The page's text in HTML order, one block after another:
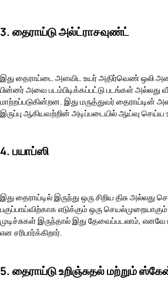
3. தைராய்டு அல்ட்ராசவுண்ட்
இது தைராய்டை அளவிட உயர் அதிர்வெண் ஒலி
பின்னர் அவை படம்பிடிக்கப்பட்டு படங்கள் அல்லது
மாற்றப்படுகின்றன. இது மருத்துவர் தைராய்டின்
இருப்பு ஆகியவற்றின் அடிப்படையில் ஆய்வு செய்ய
4. பயாப்ஸி
இது தைராய்டில் இருந்து ஒரு சிறிய திசு அல்லது
பகுப்பாய்விற்காக எடுக்கும் ஒரு
முடிச்சுகள் இருந்தால் இது தேவைப்படலாம், எனவே
என சரிபார்க்கிறார்.
5. தைராய்டு உறிஞ்சுதல் மற்றும்